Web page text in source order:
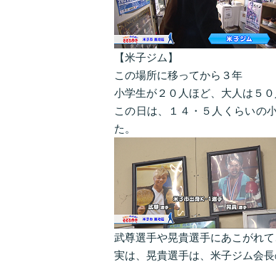
【米子ジム】
この場所に移ってから３年
小学生が２０人ほど、大人は５
この日は、１４・５人くらいの
た。
武尊選手や晃貴選手にあこがれ
実は、晃貴選手は、米子ジム会長